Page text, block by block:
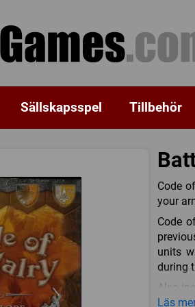
Sällskapsspel Tillbehör
Code
your
Code
units
during
Also
Läs